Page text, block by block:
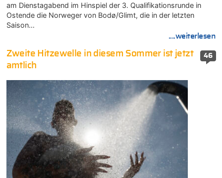
am Dienstagabend im Hinspiel der 3. Qualifikationsrunde in
Ostende die Norweger von Bodø/Glimt, die in der letzten
Saison…
....weiterlesen
46
Zweite Hitzewelle in diesem Sommer ist jetzt
amtlich